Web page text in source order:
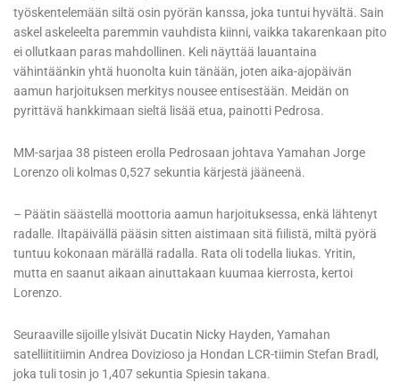
työskentelemään siltä osin pyörän kanssa, joka tuntui hyvältä. Sain
askel askeleelta paremmin vauhdista kiinni, vaikka takarenkaan pito
ei ollutkaan paras mahdollinen. Keli näyttää lauantaina
vähintäänkin yhtä huonolta kuin tänään, joten aika-ajopäivän
aamun harjoituksen merkitys nousee entisestään. Meidän on
pyrittävä hankkimaan sieltä lisää etua, painotti Pedrosa.
MM-sarjaa 38 pisteen erolla Pedrosaan johtava Yamahan Jorge
Lorenzo oli kolmas 0,527 sekuntia kärjestä jääneenä.
– Päätin säästellä moottoria aamun harjoituksessa, enkä lähtenyt
radalle. Iltapäivällä pääsin sitten aistimaan sitä fiilistä, miltä pyörä
tuntuu kokonaan märällä radalla. Rata oli todella liukas. Yritin,
mutta en saanut aikaan ainuttakaan kuumaa kierrosta, kertoi
Lorenzo.
Seuraaville sijoille ylsivät Ducatin Nicky Hayden, Yamahan
satelliititiimin Andrea Dovizioso ja Hondan LCR-tiimin Stefan Bradl,
joka tuli tosin jo 1,407 sekuntia Spiesin takana.